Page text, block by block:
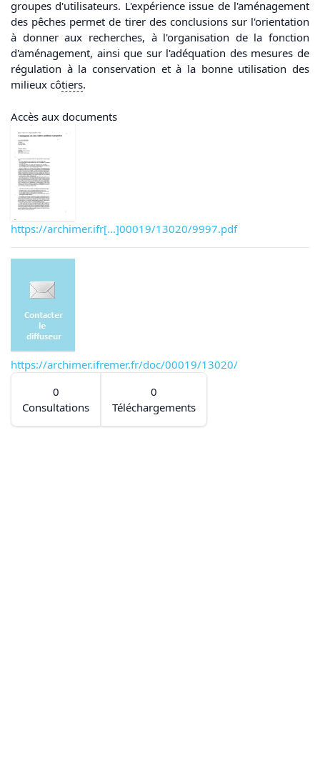
groupes d'utilisateurs. L'expérience issue de l'aménagement
des pêches permet de tirer des conclusions sur l'orientation
à donner aux recherches, à l'organisation de la fonction
d'aménagement, ainsi que sur l'adéquation des mesures de
régulation à la conservation et à la bonne utilisation des
milieux côtiers.
Accès aux documents
https://archimer.ifr[...]00019/13020/9997.pdf
https://archimer.ifremer.fr/doc/00019/13020/
0
Consultations
0
Téléchargements